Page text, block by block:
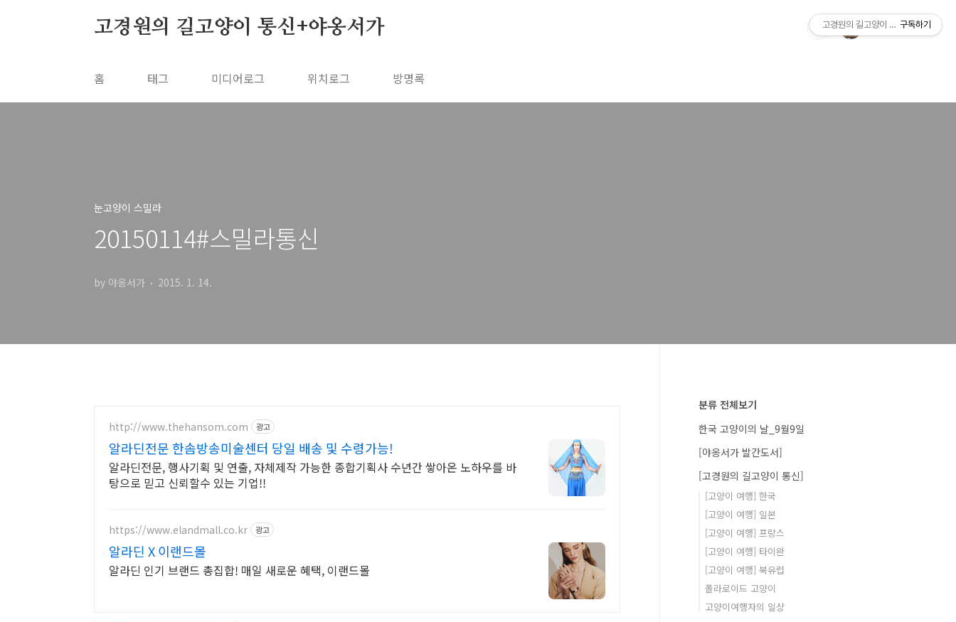
고경원의 길고양이 통신+야옹서가
홈 태그 미디어로그 위치로그 방명록
눈고양이 스밀라
20150114#스밀라통신
by 야옹서가 2015. 1. 14.
http://www.thehansom.com 광고
알라딘전문 한솜방송미술센터 당일 배송 및 수령가능!
알라딘전문, 행사기획 및 연출, 자체제작 가능한 종합기획사 수년간 쌓아온 노하우를 바
탕으로 믿고 신뢰할수 있는 기업!!
https://www.elandmall.co.kr 광고
알라딘 X 이랜드몰
알라딘 인기 브랜드 총집합! 매일 새로운 혜택, 이랜드몰
분류 전체보기
한국 고양이의 날_9월9일
[야옹서가 발간도서]
[고경원의 길고양이 통신]
[고양이 여행] 한국
[고양이 여행] 일본
[고양이 여행] 프랑스
[고양이 여행] 타이완
[고양이 여행] 북유럽
폴라로이드 고양이
고양이여행자의 일상
고경원의 길고양이 통신+야옹서가
구독하기